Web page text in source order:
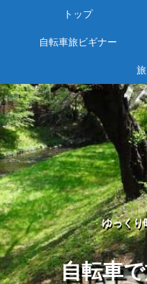
ゆっくり
自転車
トップ
自転車旅ビギナー